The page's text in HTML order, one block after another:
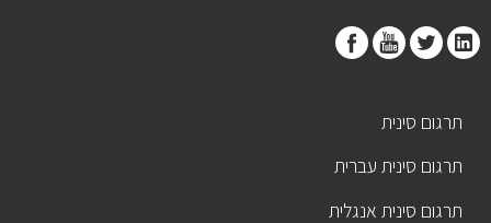
תרגום סינית
תרגום סינית עברית
תרגום סינית אנגלית